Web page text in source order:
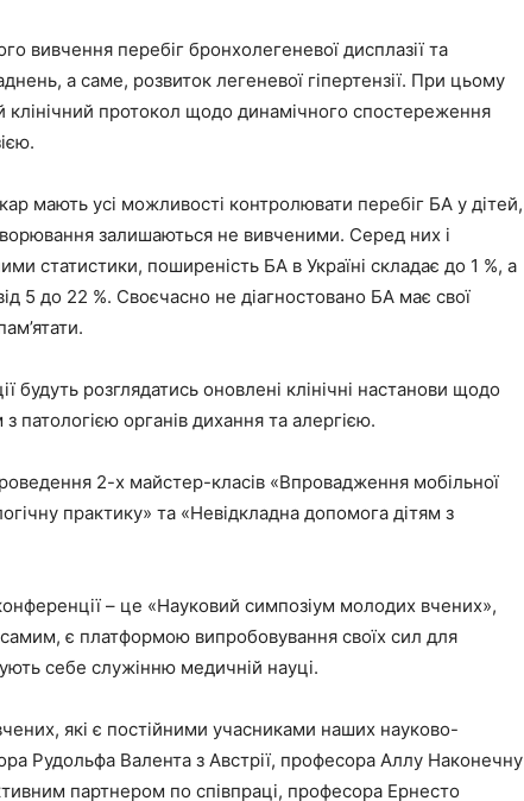
вивчення перебіг бронхолегеневої дисплазії та
а саме, розвиток легеневої гіпертензії. При цьому
клінічний протокол щодо динамічного спостереження
мають усі можливості контролювати перебіг БА у дітей,
залишаються не вивченими. Серед них і
статистики, поширеність БА в Україні складає до 1 %, а
5 до 22 %. Своєчасно не діагностовано БА має свої
розглядатись оновлені клінічні настанови щодо
патологією органів дихання та алергією.
2-х майстер-класів «Впровадження мобільної
практику» та «Невідкладна допомога дітям з
– це «Науковий симпозіум молодих вчених»,
є платформою випробовування своїх сил для
себе служінню медичній науці.
які є постійними учасниками наших науково-
Рудольфа Валента з Австрії, професора Аллу Наконечну
партнером по співпраці, професора Ернесто